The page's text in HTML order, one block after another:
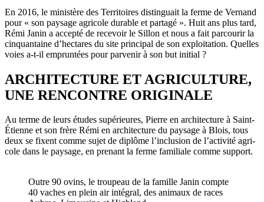
En 2016, le minis­tère des Terri­toires distin­guait la ferme de Vernand
pour « son paysage agri­cole durable et partagé ». Huit ans plus tard,
Rémi Janin a accepté de rece­voir le Sillon et nous a fait parcourir la
cinquan­taine d’hectares du site prin­cipal de son exploi­ta­tion. Quelles
voies a-t-il emprun­tées pour parvenir à son but initial ?
ARCHITECTURE ET AGRICULTURE,
UNE RENCONTRE ORIGINALE
Au terme de leurs études supé­rieures, Pierre en archi­tec­ture à Saint-
Étienne et son frère Rémi en archi­tec­ture du paysage à Blois, tous
deux se fixent comme sujet de diplôme l’inclusion de l’activité agri­
cole dans le paysage, en prenant la ferme fami­liale comme support.
Outre 90 ovins, le trou­peau de la famille Janin compte
40 vaches en plein air inté­gral, des animaux de races